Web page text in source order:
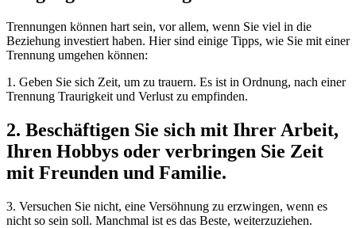
Trennungen können hart sein, vor allem, wenn Sie viel in die
Beziehung investiert haben. Hier sind einige Tipps, wie Sie mit einer
Trennung umgehen können:
1. Geben Sie sich Zeit, um zu trauern. Es ist in Ordnung, nach einer
Trennung Traurigkeit und Verlust zu empfinden.
2. Beschäftigen Sie sich mit Ihrer Arbeit,
Ihren Hobbys oder verbringen Sie Zeit
mit Freunden und Familie.
3. Versuchen Sie nicht, eine Versöhnung zu erzwingen, wenn es
nicht so sein soll. Manchmal ist es das Beste, weiterzuziehen.